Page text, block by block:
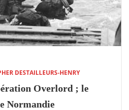
DESTAILLEURS-HENRY
Overlord ; le
Normandie